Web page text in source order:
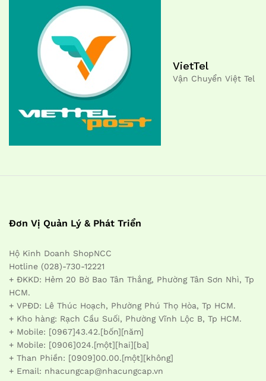
VietTel
Vận Chuyển Việt Tel
Đơn Vị Quản Lý & Phát Triển
Hộ Kinh Doanh ShopNCC
Hotline (028)-730-12221
+ ĐKKD: Hẻm 20 Bờ Bao Tân Thắng, Phường Tân Sơn Nhì, Tp
HCM.
+ VPĐD: Lê Thúc Hoạch, Phường Phú Thọ Hòa, Tp HCM.
+ Kho hàng: Rạch Cầu Suối, Phường Vĩnh Lộc B, Tp HCM.
+ Mobile: [0967]43.42.[bốn][năm]
+ Mobile: [0906]024.[một][hai][ba]
+ Than Phiền: [0909]00.00.[một][không]
+ Email: nhacungcap@nhacungcap.vn